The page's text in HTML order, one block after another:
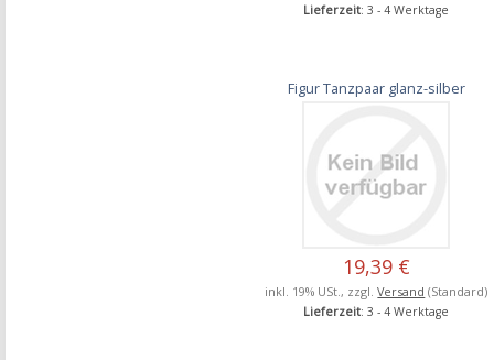
Lieferzeit: 3 - 4 Werktage
Figur Tanzpaar glanz-silber
19,39 €
inkl. 19% USt., zzgl.Versand (Standard)
Lieferzeit: 3 - 4 Werktage